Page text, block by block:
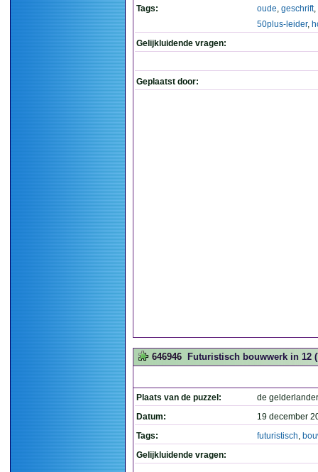
Tags:
oude, geschrift,
50plus-leider,
Gelijkluidende vragen:
Geplaatst door:
646946 Futuristisch bouwwerk in 12
Plaats van de puzzel:
de gelderlander
Datum:
19 december
Tags:
futuristisch,
Gelijkluidende vragen: